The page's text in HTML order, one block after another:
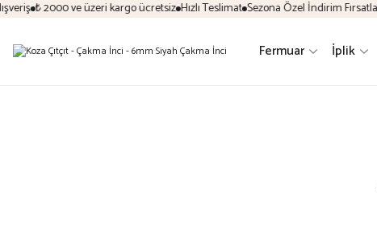
₺ 2000 ve üzeri kargo ücretsiz Hızlı Teslimat Sezona Özel İndirim Fırsatları
Fermuar İplik